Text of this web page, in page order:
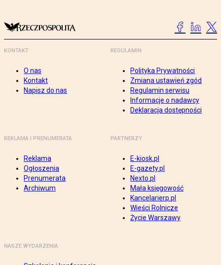
KONTAKT
O nas
Kontakt
Napisz do nas
REGULAMIN
Polityka Prywatności
Zmiana ustawień zgód
Regulamin serwisu
Informacje o nadawcy
Deklaracja dostępności
REKLAMA I PRENUMERATA
Reklama
Ogłoszenia
Prenumerata
Archiwum
PARTNERZY
E-kiosk.pl
E-gazety.pl
Nexto.pl
Mała księgowość
Kancelarierp.pl
Wieści Rolnicze
Życie Warszawy
NASZE WYDARZENIA